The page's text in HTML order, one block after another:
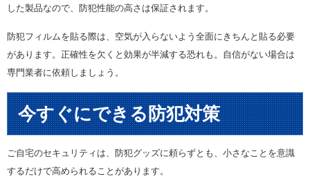
した製品なので、防犯性能の高さは保証されます。
防犯フィルムを貼る際は、空気が入らないよう全面にきちんと貼る必要
があります。正確性を欠くと効果が半減する恐れも。自信がない場合は
専門業者に依頼しましょう。
今すぐにできる防犯対策
ご自宅のセキュリティは、防犯グッズに頼らずとも、小さなことを意識
するだけで高められることがあります。